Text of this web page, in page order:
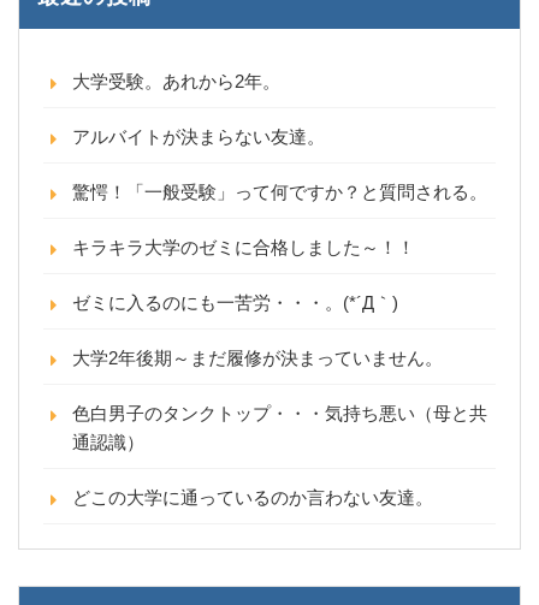
大学受験。あれから2年。
アルバイトが決まらない友達。
驚愕！「一般受験」って何ですか？と質問される。
キラキラ大学のゼミに合格しました～！！
ゼミに入るのにも一苦労・・・。(*´Д｀)
大学2年後期～まだ履修が決まっていません。
色白男子のタンクトップ・・・気持ち悪い（母と共
通認識）
どこの大学に通っているのか言わない友達。